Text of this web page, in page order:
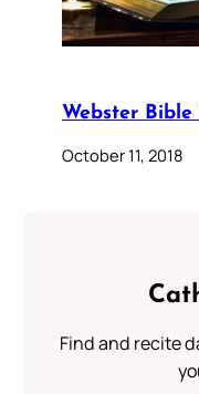
Webster
October 11, 2018
Find and recite